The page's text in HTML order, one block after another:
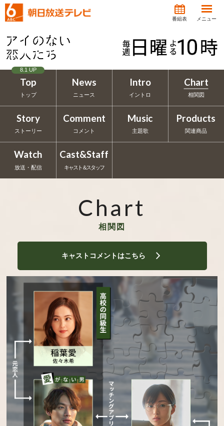
番組表 メニュー
Top
トップ
8.1 UP
News
ニュース
Intro
イントロ
Chart
相関図
Story
ストーリー
Comment
コメント
Music
主題歌
Products
関連商品
Watch
放送・配信
Cast&Staff
キャスト＆スタッフ
Chart
相関図
キャストコメントはこちら